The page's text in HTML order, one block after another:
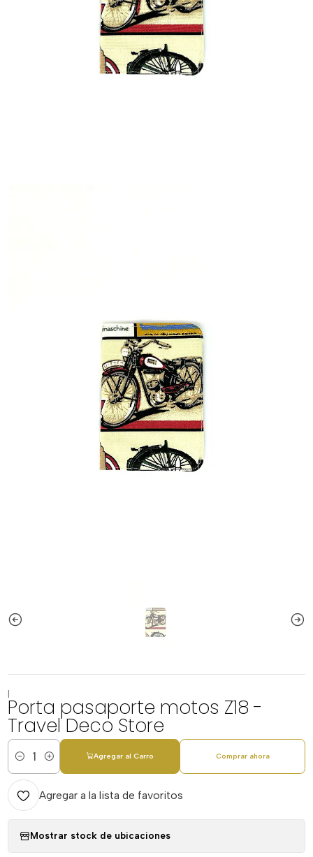
|
Porta pasaporte motos Z18 -
Travel Deco Store
Cantidad
Agregar al Carro Comprar ahora
Agregar a la lista de favoritos
Mostrar stock de ubicaciones